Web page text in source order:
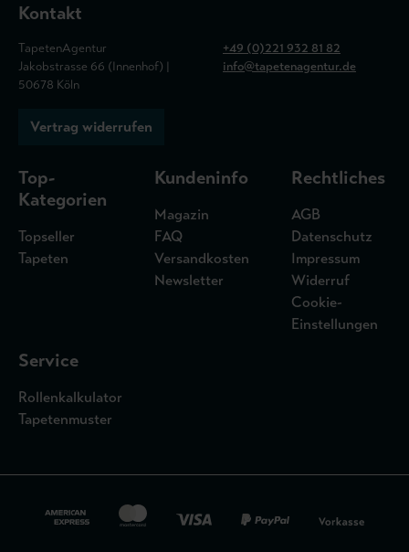
Kontakt
TapetenAgentur
Jakobstrasse 66 (Innenhof) |
50678 Köln
+49 (0)221 932 81 82
info@tapetenagentur.de
Vertrag widerrufen
Top-
Kategorien
Topseller
Tapeten
Kundeninfo
Magazin
FAQ
Versandkosten
Newsletter
Rechtliches
AGB
Datenschutz
Impressum
Widerruf
Cookie-
Einstellungen
Service
Rollenkalkulator
Tapetenmuster